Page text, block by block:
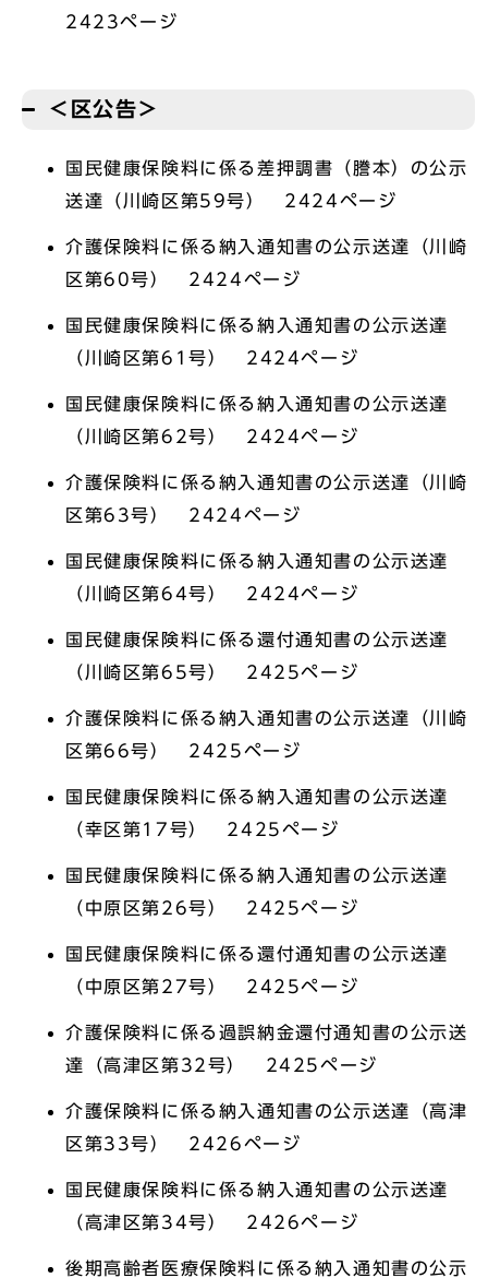
2423ページ
＜区公告＞
国民健康保険料に係る差押調書（謄本）の公示
送達（川崎区第59号） 2424ページ
介護保険料に係る納入通知書の公示送達（川崎
区第60号） 2424ページ
国民健康保険料に係る納入通知書の公示送達
（川崎区第61号） 2424ページ
国民健康保険料に係る納入通知書の公示送達
（川崎区第62号） 2424ページ
介護保険料に係る納入通知書の公示送達（川崎
区第63号） 2424ページ
国民健康保険料に係る納入通知書の公示送達
（川崎区第64号） 2424ページ
国民健康保険料に係る還付通知書の公示送達
（川崎区第65号） 2425ページ
介護保険料に係る納入通知書の公示送達（川崎
区第66号） 2425ページ
国民健康保険料に係る納入通知書の公示送達
（幸区第17号） 2425ページ
国民健康保険料に係る納入通知書の公示送達
（中原区第26号） 2425ページ
国民健康保険料に係る還付通知書の公示送達
（中原区第27号） 2425ページ
介護保険料に係る過誤納金還付通知書の公示送
達（高津区第32号） 2425ページ
介護保険料に係る納入通知書の公示送達（高津
区第33号） 2426ページ
国民健康保険料に係る納入通知書の公示送達
（高津区第34号） 2426ページ
後期高齢者医療保険料に係る納入通知書の公示